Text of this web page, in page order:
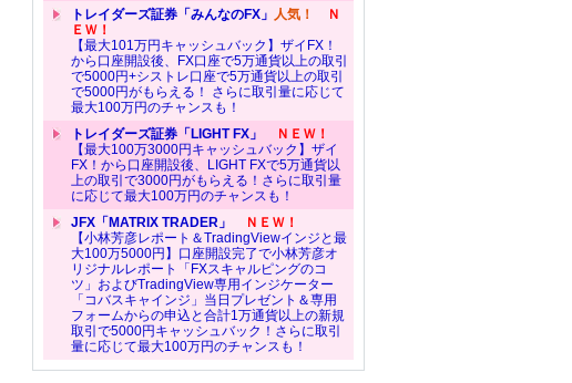
トレイダーズ証券「みんなのFX」 人気！
Ｎ
ＥＷ！
【最大101万円キャッシュバック】ザイFX！
から口座開設後、FX口座で5万通貨以上の取引
で5000円+シストレ口座で5万通貨以上の取引
で5000円がもらえる！ さらに取引量に応じて
最大100万円のチャンスも！
トレイダーズ証券「LIGHT FX」
ＮＥＷ！
【最大100万3000円キャッシュバック】ザイ
FX！から口座開設後、LIGHT FXで5万通貨以
上の取引で3000円がもらえる！さらに取引量
に応じて最大100万円のチャンスも！
JFX「MATRIX TRADER」
ＮＥＷ！
【小林芳彦レポート＆TradingViewインジと最
大100万5000円】口座開設完了で小林芳彦オ
リジナルレポート「FXスキャルピングのコ
ツ」およびTradingView専用インジケーター
「コバスキャインジ」当日プレゼント＆専用
フォームからの申込と合計1万通貨以上の新規
取引で5000円キャッシュバック！さらに取引
量に応じて最大100万円のチャンスも！